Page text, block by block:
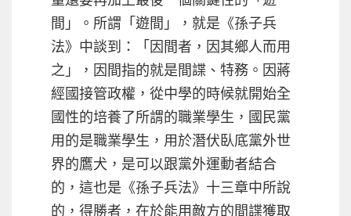
間」。所謂「遊間」，就是《孫子兵
法》中談到：「因間者，因其鄉人而用
之」，因間指的就是間諜、特務。因蔣
經國接管政權，從中學的時候就開始全
國性的培養了所謂的職業學生，國民黨
用的是職業學生，用於潛伏臥底黨外世
界的鷹犬，是可以跟黨外運動者結合
的，這也是《孫子兵法》十三章中所說
的，得勝者，在於能用敵方的間諜獲取